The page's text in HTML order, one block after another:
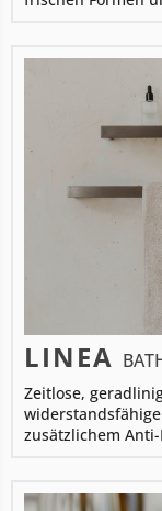
LINEA
Zeitlose,
zusätzlichem